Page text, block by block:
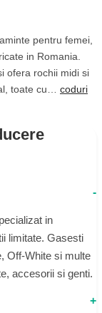
pentru femei,
in Romania.
ofera rochii midi si
toate cu… coduri
in
limitate. Gasesti
Off-White si multe
accesorii si genti.